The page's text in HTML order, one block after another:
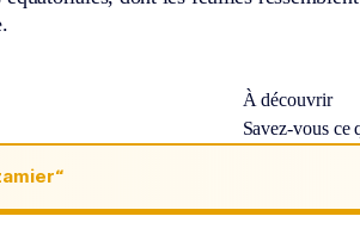
À découvrir
Savez-vous ce